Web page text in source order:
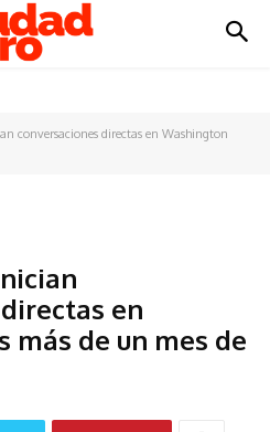
conversaciones directas en Washington
en
más de un mes de